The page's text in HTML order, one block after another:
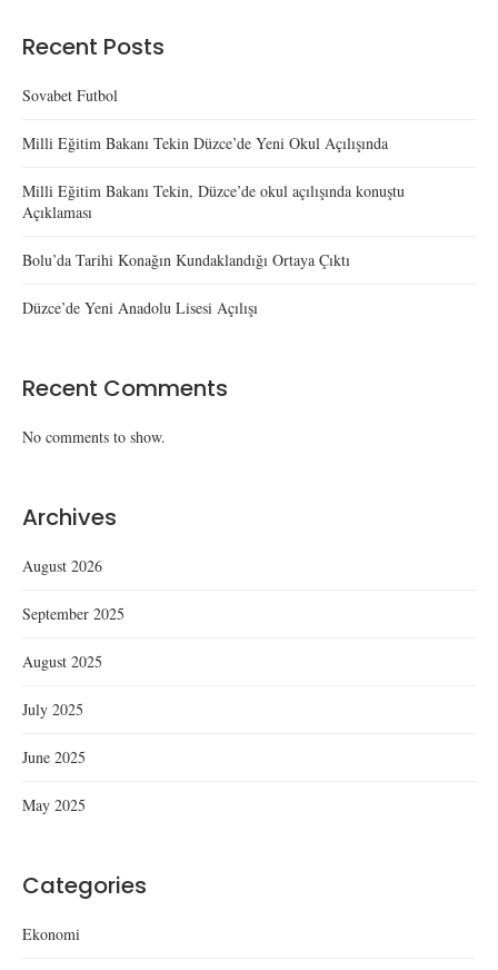
Recent Posts
Sovabet Futbol
Milli Eğitim Bakanı Tekin Düzce’de Yeni Okul Açılışında
Milli Eğitim Bakanı Tekin, Düzce’de okul açılışında konuştu
Açıklaması
Bolu’da Tarihi Konağın Kundaklandığı Ortaya Çıktı
Düzce’de Yeni Anadolu Lisesi Açılışı
Recent Comments
No comments to show.
Archives
August 2026
September 2025
August 2025
July 2025
June 2025
May 2025
Categories
Ekonomi